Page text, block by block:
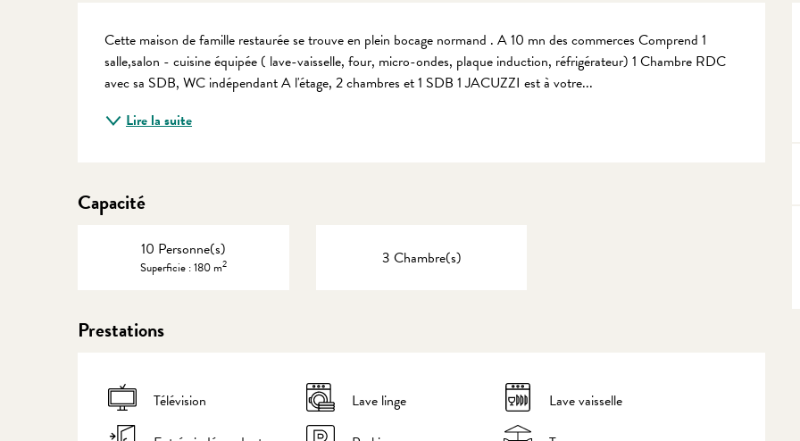
Description
Cette maison de famille restaurée se trouve en plein bocage normand . A 10 mn des commerces Comprend 1
salle,salon - cuisine équipée ( lave-vaisselle, four, micro-ondes, plaque induction, réfrigérateur) 1 Chambre RDC
avec sa SDB, WC indépendant A l'étage, 2 chambres et 1 SDB 1 JACUZZI est à votre...
Lire la suite
Capacité
10 Personne(s)
Superficie : 180 m2 3 Chambre(s)
Prestations
Télévision Lave linge
Lave vaisselle